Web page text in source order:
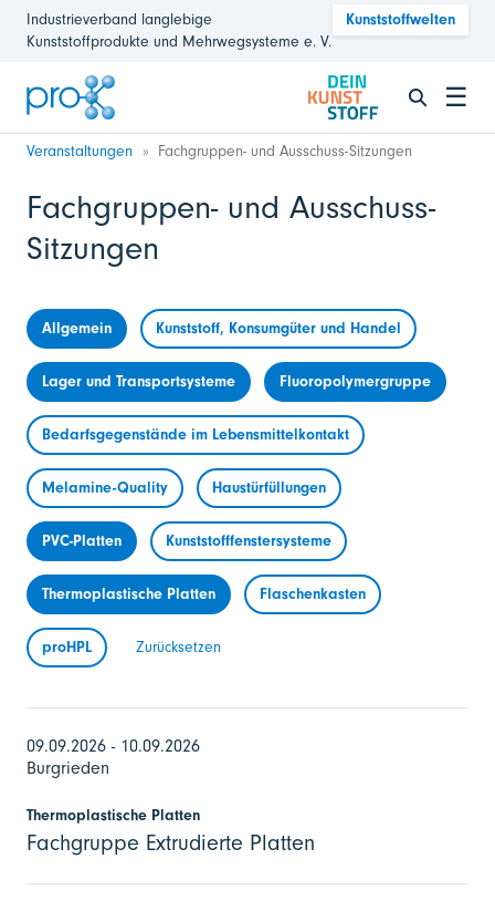
Industrieverband langlebige
Kunststoffprodukte und Mehrwegsysteme e. V.
Kunststoffwelten
☰
Veranstaltungen Fachgruppen- und Ausschuss-Sitzungen
Fachgruppen- und Ausschuss-
Sitzungen
Allgemein Kunststoff, Konsumgüter und Handel
Lager und Transportsysteme Fluoropolymergruppe
Bedarfsgegenstände im Lebensmittelkontakt
Melamine-Quality Haustürfüllungen
PVC-Platten Kunststofffenstersysteme
Thermoplastische Platten Flaschenkasten
proHPL Zurücksetzen
09.09.2026 - 10.09.2026
Burgrieden
Thermoplastische Platten
Fachgruppe Extrudierte Platten